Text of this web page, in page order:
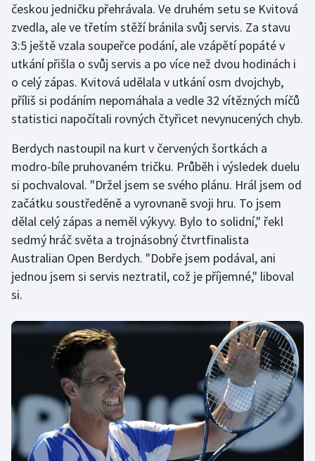
Házená
Jezdectví
Judo
Krasobruslení
Lezení
Lyže a snowboard
Moderní pětiboj
Motorsport
Olympijské hry
Parasport
Plavání
Plážový volejbal
Ragby
Rychlobruslení
českou jedničku přehrávala. Ve druhém setu se Kvitová
zvedla, ale ve třetím stěží bránila svůj servis. Za stavu
3:5 ještě vzala soupeřce podání, ale vzápětí popáté v
utkání přišla o svůj servis a po více než dvou hodinách i
o celý zápas. Kvitová udělala v utkání osm dvojchyb,
příliš si podáním nepomáhala a vedle 32 vítězných míčů
statistici napočítali rovných čtyřicet nevynucených chyb.
Berdych nastoupil na kurt v červených šortkách a
modro-bíle pruhovaném tričku. Průběh i výsledek duelu
si pochvaloval. "Držel jsem se svého plánu. Hrál jsem od
začátku soustředěně a vyrovnaně svoji hru. To jsem
dělal celý zápas a neměl výkyvy. Bylo to solidní," řekl
sedmý hráč světa a trojnásobný čtvrtfinalista
Australian Open Berdych. "Dobře jsem podával, ani
jednou jsem si servis neztratil, což je příjemné," liboval
si.